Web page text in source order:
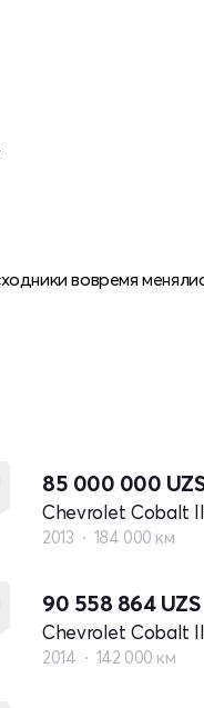
вовремя
85 000 000
Chevrolet Cobalt
2013 184 000 км
90 558 864 UZS
Chevrolet Cobalt
2014 142 000 км